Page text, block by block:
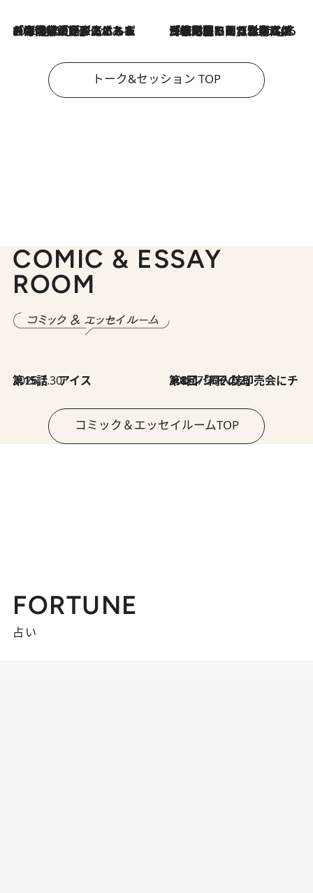
2026.8.3
「今後値上げがあるとすれば…」「リスクがあるのは今年の冬」エネルギー専門家が語る、ホルムズ海峡封鎖が家庭にもたらす“ある心配” 2026.8.3
「住宅建てられない…」「サーチャージ料の高値が続いている」ホルムズ海峡封鎖による影響はいつまで続く？《エネルギー専門家に聞く“どうなる日本の暮らし”》
トーク&セッション TOP
COMIC & ESSAY
ROOM
2026.7.30
第15話 アイス 2026.7.30
第8回「同人誌即売会にチャレンジ その2」
コミック＆エッセイルームTOP
FORTUNE
占い